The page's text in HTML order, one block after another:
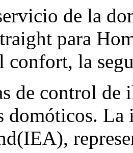
de la
para
confort, la
de control de
domóticos.